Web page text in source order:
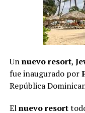
Unnuevo resort,
fue inaugurado por
República
Elnuevo resort